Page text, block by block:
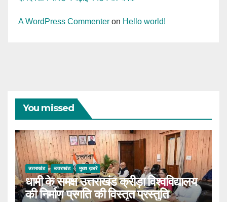
A WordPress Commenter on Hello world!
You missed
उत्तराखंड उत्तराखंड मुख्य ख़बरें
धामी के समक्ष उत्तराखंड क्रीड़ा विश्वविद्यालय
की निर्माण प्रगति की विस्तृत प्रस्तुति